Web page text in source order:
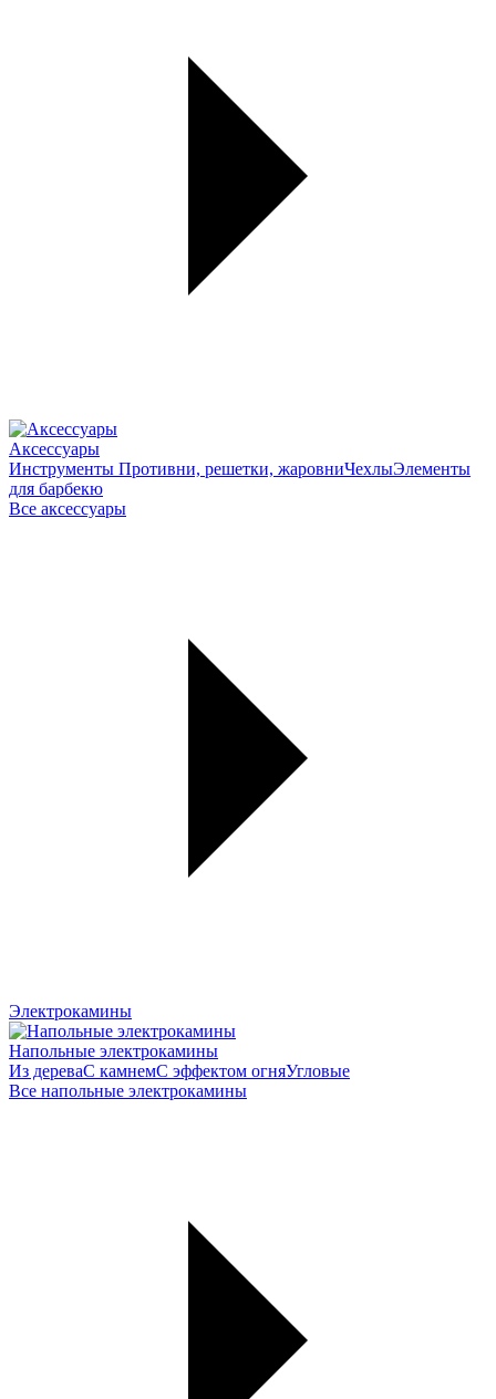
Аксессуары
Инструменты Противни, решетки, жаровниЧехлыЭлементы
для барбекю
Все аксессуары
Электрокамины
Напольные электрокамины
Из дереваС камнемС эффектом огняУгловые
Все напольные электрокамины